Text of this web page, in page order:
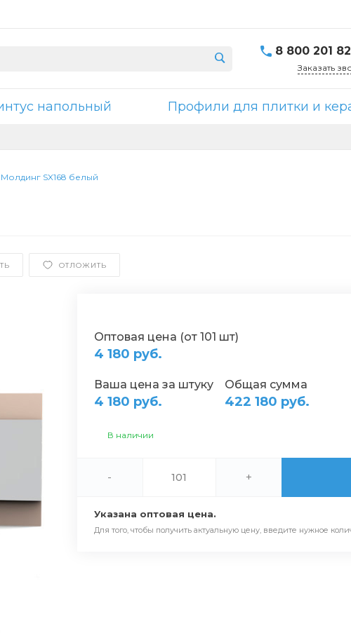
8 800 201
Заказать
напольный Профили для плитки и
Молдинг SX168 белый
ОТЛОЖИТЬ
Оптовая цена (от 101 шт)
4 180 руб.
Ваша цена за штуку
4 180 руб.
Общая сумма
422 180 руб.
В наличии
- +
Указана оптовая цена.
Для того, чтобы получить актуальную цену, введите нужное